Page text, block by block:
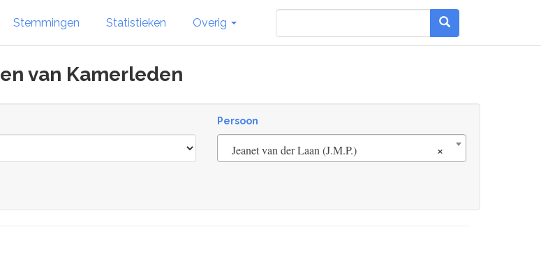
Stemmingen Statistieken Overig
van Kamerleden
Persoon
×
Jeanet van der Laan (J.M.P.)